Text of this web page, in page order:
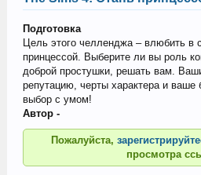
Подготовка
Цель этого челленджа – влюбить в
принцессой. Выберите ли вы роль
доброй простушки, решать вам.
репутацию, черты характера и ваше
выбор с умом!
Автор -
Пожалуйста,
просмотра